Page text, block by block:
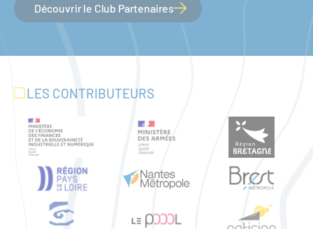
Découvrir le Club Partenaires
LES CONTRIBUTEURS